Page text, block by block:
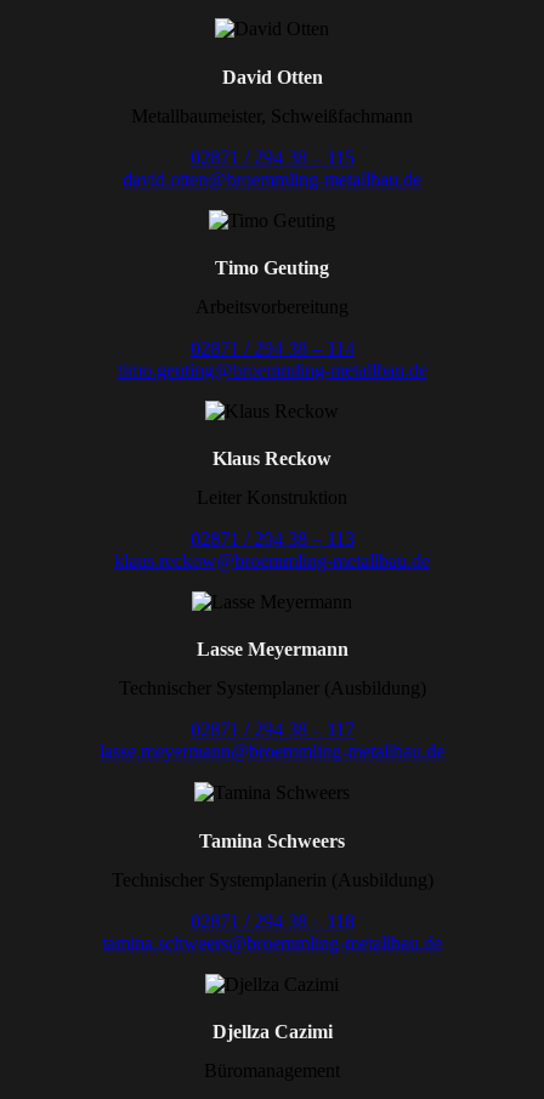
David Otten
Metallbaumeister, Schweißfachmann
02871 / 294 38 – 115
david.otten@broemmling-metallbau.de
Timo Geuting
Arbeitsvorbereitung
02871 / 294 38 – 114
timo.geuting@broemmling-metallbau.de
Klaus Reckow
Leiter Konstruktion
02871 / 294 38 – 113
klaus.reckow@broemmling-metallbau.de
Lasse Meyermann
Technischer Systemplaner (Ausbildung)
02871 / 294 38 – 117
lasse.meyermann@broemmling-metallbau.de
Tamina Schweers
Technischer Systemplanerin (Ausbildung)
02871 / 294 38 – 118
tamina.schweers@broemmling-metallbau.de
Djellza Cazimi
Büromanagement